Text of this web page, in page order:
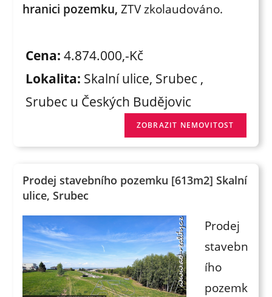
hranici pozemku,ZTV zkolaudováno.
Cena: 4.874.000,-Kč
Lokalita: Skalní ulice, Srubec ,
Srubec u Českých Budějovic
Prodej stavebního pozemku [613m2] Skalní
ulice, Srubec
Prodej
stavebn
ího
pozemk